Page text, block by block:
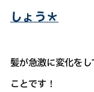
しょう＊
髪が急激に変化を
ことです！